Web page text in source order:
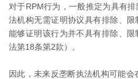
对于RPM行为，一般推定为具有
法机构无需证明协议具有排除、
能够证明该行为并不具有排除、
法第18条第2款）。
因此，未来反垄断执法机构可能